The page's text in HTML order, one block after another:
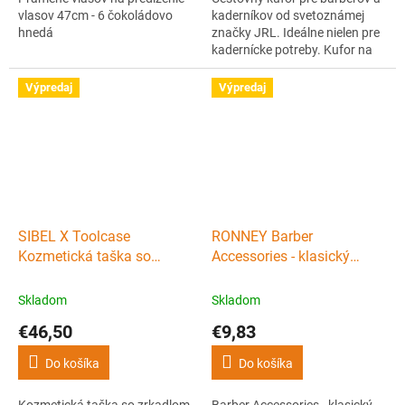
vlasov 47cm - 6 čokoládovo
hnedá
kaderníkov od svetoznámej
značky JRL. Ideálne nielen pre
kadernícke potreby. Kufor na
kolieskach s uzamykaním a
ochranným obalom. Rozmery
kufra sú 50 cm x 35 cm x 23
Výpredaj
SIBEL X Toolcase
Kozmetická taška so
Skladom
€46,50
Do košíka
Výpredaj
RONNEY Barber
Accessories - klasický
kov
Skladom
€9,83
Do košíka